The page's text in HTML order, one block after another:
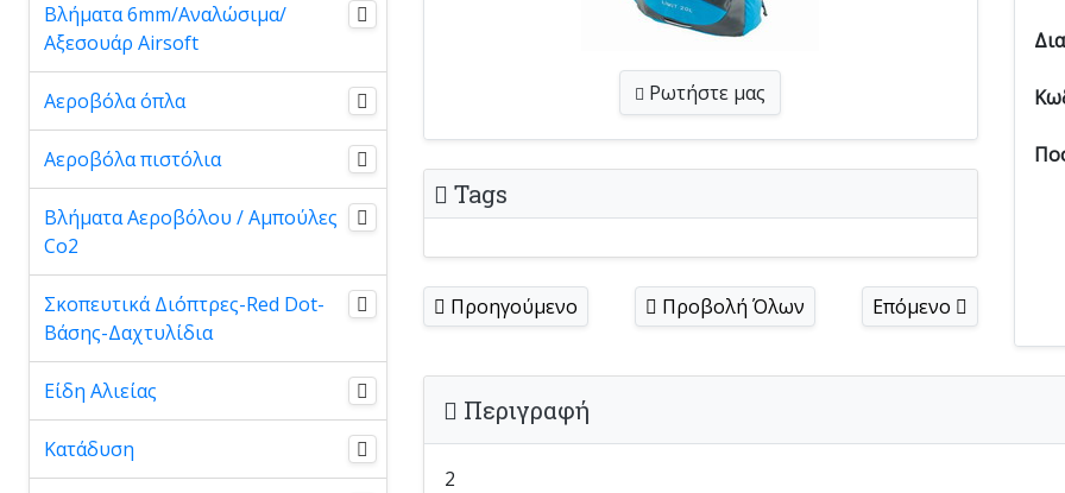
Ρωτήστε μας
Tags
Προηγούμενο Προβολή Όλων Επόμενο
Περιγραφή
2
Βλήματα 6mm/Αναλώσιμα/
Αξεσουάρ Airsoft
Αεροβόλα όπλα
Αεροβόλα πιστόλια
Βλήματα Αεροβόλου / Αμπούλες
Co2
Σκοπευτικά Διόπτρες-Red Dot-
Βάσης-Δαχτυλίδια
Είδη Αλιείας
Κατάδυση